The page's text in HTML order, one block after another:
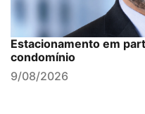
Estacionamento em
condomínio
9/08/2026